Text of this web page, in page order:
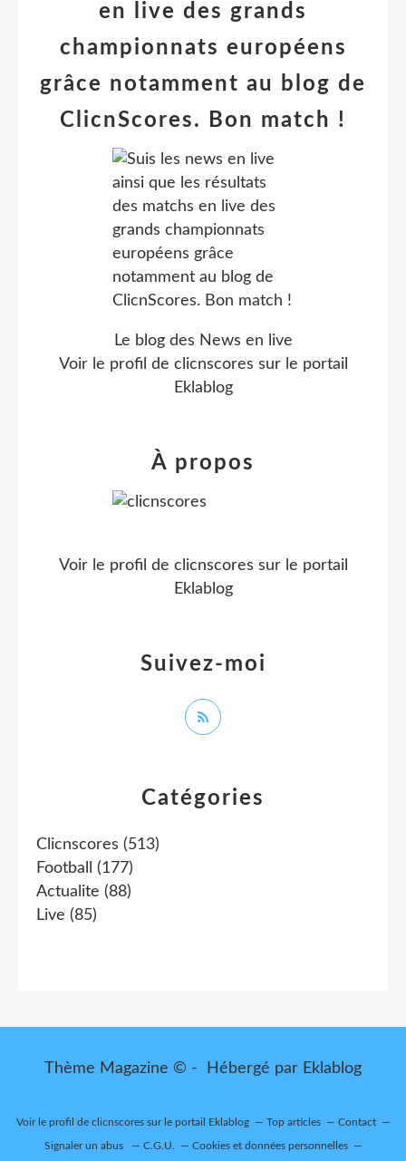
Catégories
Clicnscores (513)
Football
(177)
Actualite (88)
Live (85)
en live des grands
championnats européens
grâce notamment au blog de
ClicnScores. Bon match !
Le blog des News en live
Voir le profil de clicnscores sur le portail
Eklablog
Suivez-moi
À propos
Voir le profil de clicnscores sur le portail
Eklablog
Thème Magazine © - Hébergé par Eklablog
Voir le profil de clicnscoressur le portail Eklablog Top articles Contact
Signaler un abus C.G.U. Cookies et données personnelles